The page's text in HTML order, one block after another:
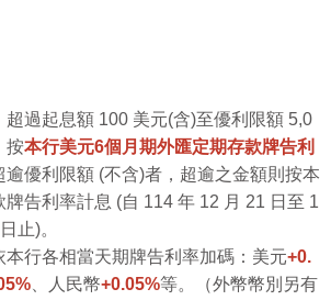
超過起息額 100 美元(含)至優利限額 5,0
按本行美元6個月期外匯定期存款牌告利
逾優利限額 (不含)者，超逾之金額則按本
告利率計息 (自 114 年 12 月 21 日至 1
止)。
本行各相當天期牌告利率加碼：美元+0.
、人民幣+0.05%等。（外幣幣別另有